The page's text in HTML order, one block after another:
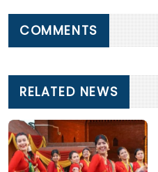
COMMENTS
RELATED NEWS